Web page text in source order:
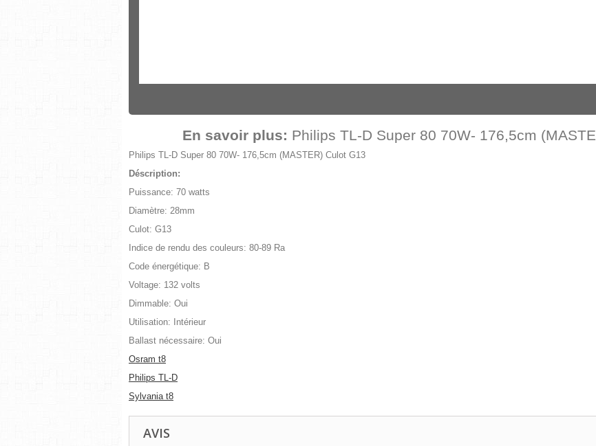
En savoir plus: Philips TL-D Super 80 70W- 176,5cm
Philips TL-D Super 80 70W- 176,5cm (MASTER) Culot G13
Déscription:
Puissance: 70 watts
Diamètre: 28mm
Culot: G13
Indice de rendu des couleurs: 80-89 Ra
Code énergétique: B
Voltage: 132 volts
Dimmable: Oui
Utilisation: Intérieur
Ballast nécessaire: Oui
Osram t8
Philips TL-D
Sylvania t8
AVIS